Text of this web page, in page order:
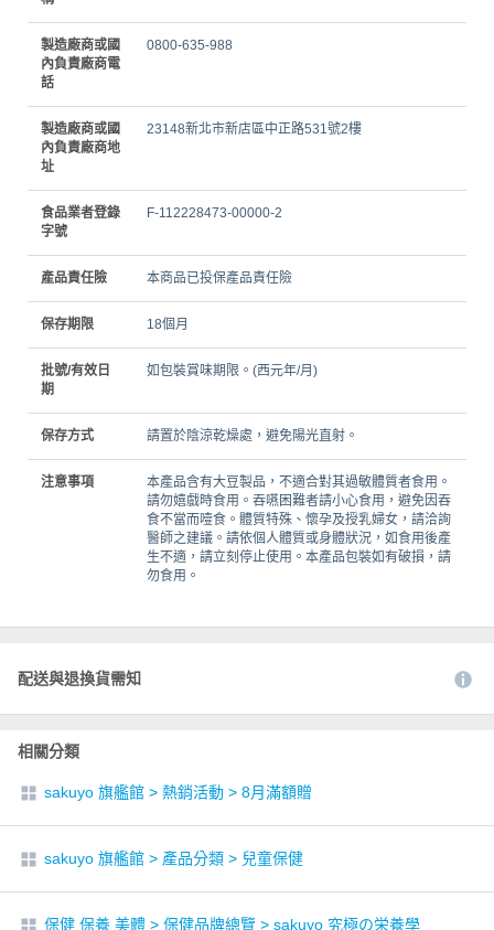
製造廠商或國
內負責廠商電
話
0800-635-988
製造廠商或國
內負責廠商地
址
23148新北市新店區中正路531號2樓
食品業者登錄
字號
F-112228473-00000-2
產品責任險 本商品已投保產品責任險
保存期限 18個月
批號/有效日
期
如包裝賞味期限。(西元年/月)
保存方式 請置於陰涼乾燥處，避免陽光直射。
注意事項
本產品含有大豆製品，不適合對其過敏體質者食用。
請勿嬉戲時食用。吞嚥困難者請小心食用，避免因吞
食不當而噎食。體質特殊、懷孕及授乳婦女，請洽詢
醫師之建議。請依個人體質或身體狀況，如食用後產
生不適，請立刻停止使用。本產品包裝如有破損，請
勿食用。
配送與退換貨需知
相關分類
sakuyo 旗艦館 > 熱銷活動 > 8月滿額贈
sakuyo 旗艦館 > 產品分類 > 兒童保健
保健 保養 美體 > 保健品牌總覽 > sakuyo 究極の栄養學